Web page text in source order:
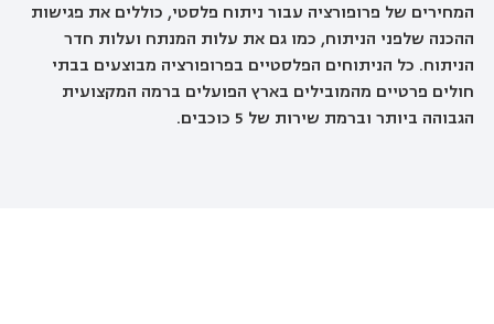
המחירים של פרופורציה עבור ניתוח פלסטי, כוללים את פגישות
ההכנה שלפני הניתוח, כמו גם את עלות המנתח ועלות חדר
הניתוח. כל הניתוחים הפלסטיים בפרופורציה מבוצעים בבתי
חולים פרטיים מהמובילים בארץ הפועלים ברמה המקצועית
הגבוהה ביותר וברמת שירות של 5 כוכבים.